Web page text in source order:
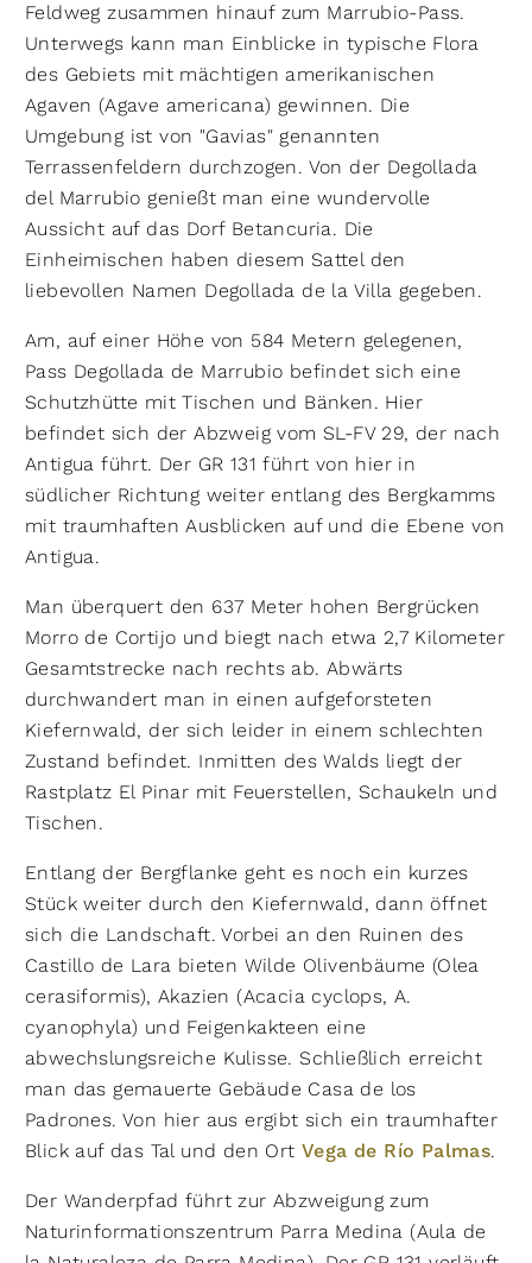
Feldweg zusammen hinauf zum Marrubio-Pass.
Unterwegs kann man Einblicke in typische Flora
des Gebiets mit mächtigen amerikanischen
Agaven (Agave americana) gewinnen. Die
Umgebung ist von "Gavias" genannten
Terrassenfeldern durchzogen. Von der Degollada
del Marrubio genießt man eine wundervolle
Aussicht auf das Dorf Betancuria. Die
Einheimischen haben diesem Sattel den
liebevollen Namen Degollada de la Villa gegeben.
Am, auf einer Höhe von 584 Metern gelegenen,
Pass Degollada de Marrubio befindet sich eine
Schutzhütte mit Tischen und Bänken. Hier
befindet sich der Abzweig vom SL-FV 29, der nach
Antigua führt. Der GR 131 führt von hier in
südlicher Richtung weiter entlang des Bergkamms
mit traumhaften Ausblicken auf und die Ebene von
Antigua.
Man überquert den 637 Meter hohen Bergrücken
Morro de Cortijo und biegt nach etwa 2,7 Kilometer
Gesamtstrecke nach rechts ab. Abwärts
durchwandert man in einen aufgeforsteten
Kiefernwald, der sich leider in einem schlechten
Zustand befindet. Inmitten des Walds liegt der
Rastplatz El Pinar mit Feuerstellen, Schaukeln und
Tischen.
Entlang der Bergflanke geht es noch ein kurzes
Stück weiter durch den Kiefernwald, dann öffnet
sich die Landschaft. Vorbei an den Ruinen des
Castillo de Lara bieten Wilde Olivenbäume (Olea
cerasiformis), Akazien (Acacia cyclops, A.
cyanophyla) und Feigenkakteen eine
abwechslungsreiche Kulisse. Schließlich erreicht
man das gemauerte Gebäude Casa de los
Padrones. Von hier aus ergibt sich ein traumhafter
Blick auf das Tal und den Ort Vega de Río Palmas.
Der Wanderpfad führt zur Abzweigung zum
Naturinformationszentrum Parra Medina (Aula de